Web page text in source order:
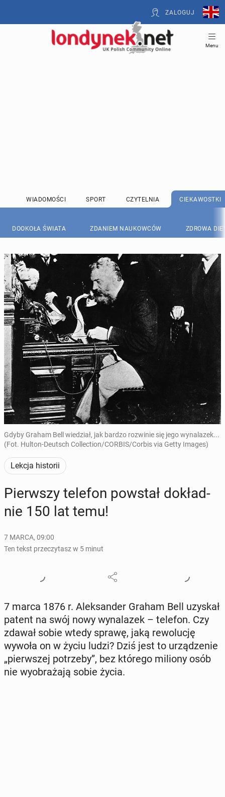
ZALOGUJ
Menu
WIADOMOŚCI SPORT CZYTELNIA CIEKAWOSTKI
DOOKOŁA ŚWIATA ZDANIEM NAUKOWCÓW ZDROWA
Gdyby Graham Bell wiedział, jak bardzo rozwinie się jego wynalazek...
(Fot. Hulton-Deutsch Collection/CORBIS/Corbis via Getty Images)
Lekcja historii
Pierw­szy telefon powstał do­kład­
nie 150 lat temu!
7 MARCA, 09:00
Ten tekst przeczytasz w 5 minut
7 marca 1876 r. Alek­san­der Graham Bell uzyskał
patent na swój nowy wy­na­la­zek – telefon. Czy
zdawał sobie wtedy sprawę, jaką re­wo­lu­cję
wywoła on w życiu ludzi? Dziś jest to urzą­dze­nie
„pierw­szej po­trze­by”, bez którego miliony osób
nie wy­obra­ża­ją sobie życia.